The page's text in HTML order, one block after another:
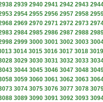
2939 2940 2941 2942 2943
2954 2955 2956 2957 2958
2969 2970 2971 2972 2973
2984 2985 2986 2987 2988
2999 3000 3001 3002 3003
3014 3015 3016 3017 3018 3019
3029 3030 3031 3032 3033
3044 3045 3046 3047 3048
3059 3060 3061 3062 3063
3074 3075 3076 3077 3078
3089 3090 3091 3092 3093